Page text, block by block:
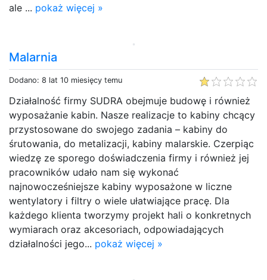
ale ... pokaż więcej »
Malarnia
Dodano: 8 lat 10 miesięcy temu
Działalność firmy SUDRA obejmuje budowę i również
wyposażanie kabin. Nasze realizacje to kabiny chcący
przystosowane do swojego zadania – kabiny do
śrutowania, do metalizacji, kabiny malarskie. Czerpiąc
wiedzę ze sporego doświadczenia firmy i również jej
pracowników udało nam się wykonać
najnowocześniejsze kabiny wyposażone w liczne
wentylatory i filtry o wiele ułatwiające pracę. Dla
każdego klienta tworzymy projekt hali o konkretnych
wymiarach oraz akcesoriach, odpowiadających
działalności jego... pokaż więcej »